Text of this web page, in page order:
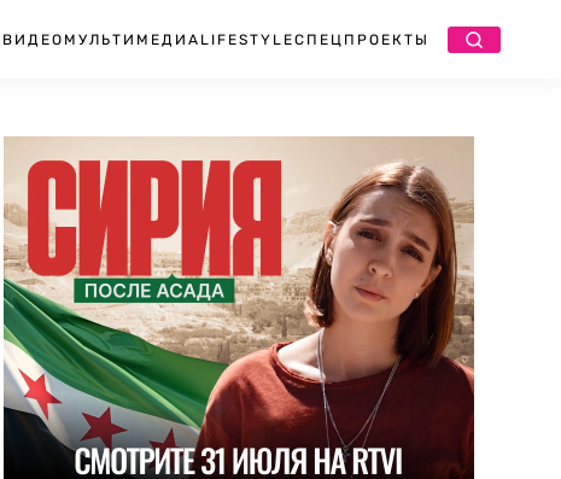
ВИДЕО МУЛЬТИМЕДИА LIFESTYLEСПЕЦПРОЕКТЫ